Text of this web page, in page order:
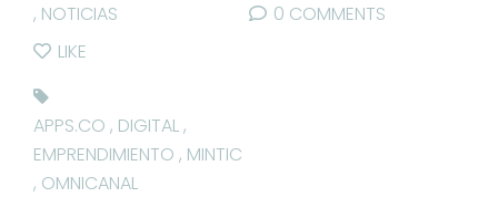
, NOTICIAS
0 COMMENTS
LIKE
APPS.CO , DIGITAL,
EMPRENDIMIENTO , MINTIC
, OMNICANAL